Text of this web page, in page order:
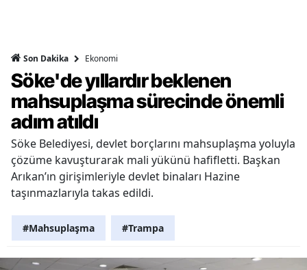
Son Dakika Ekonomi
Söke'de yıllardır beklenen
mahsuplaşma sürecinde önemli
adım atıldı
Söke Belediyesi, devlet borçlarını mahsuplaşma yoluyla
çözüme kavuşturarak mali yükünü hafifletti. Başkan
Arıkan’ın girişimleriyle devlet binaları Hazine
taşınmazlarıyla takas edildi.
#Mahsuplaşma #Trampa